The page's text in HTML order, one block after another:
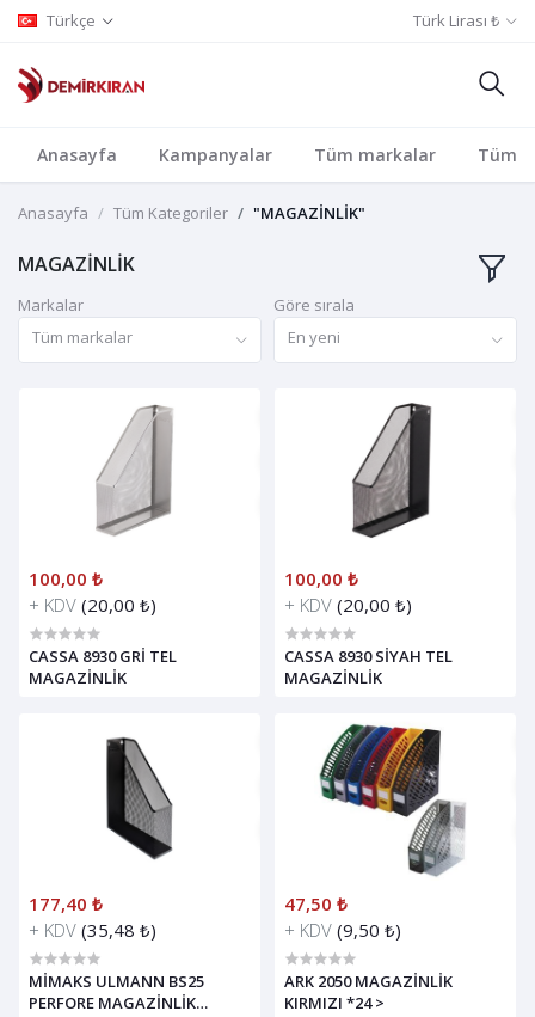
Türkçe Türk Lirası ₺
Anasayfa Kampanyalar Tüm markalar Tüm
Anasayfa Tüm Kategoriler "MAGAZİNLİK"
MAGAZİNLİK
Markalar
Tüm markalar
Göre sırala
En yeni
100,00 ₺
+ KDV (20,00 ₺)
CASSA 8930 GRİ TEL
MAGAZİNLİK
100,00 ₺
+ KDV (20,00 ₺)
CASSA 8930 SİYAH TEL
MAGAZİNLİK
177,40 ₺
+ KDV (35,48 ₺)
MİMAKS ULMANN BS25
PERFORE MAGAZİNLİK
47,50 ₺
+ KDV (9,50 ₺)
ARK 2050 MAGAZİNLİK
KIRMIZI *24 >